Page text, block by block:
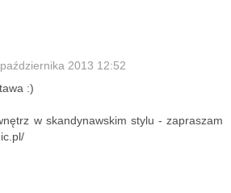
2013 12:52
:)
w skandynawskim stylu - zapraszam